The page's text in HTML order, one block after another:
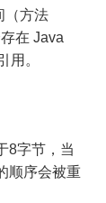
（方法
在 Java
用。
8字节，当
顺序会被重